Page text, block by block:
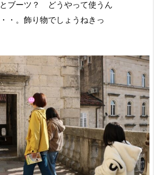
ブーツ？ どうやって使うん
・。飾り物でしょうねきっ